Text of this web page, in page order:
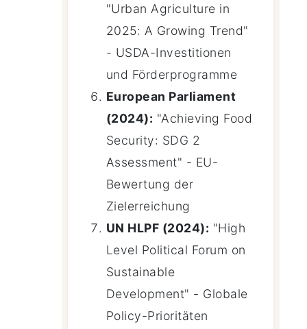
"Urban Agriculture in
2025: A Growing Trend"
- USDA-Investitionen
und Förderprogramme
European Parliament
(2024): "Achieving Food
Security: SDG 2
Assessment" - EU-
Bewertung der
Zielerreichung
UN HLPF (2024): "High
Level Political Forum on
Sustainable
Development" - Globale
Policy-Prioritäten